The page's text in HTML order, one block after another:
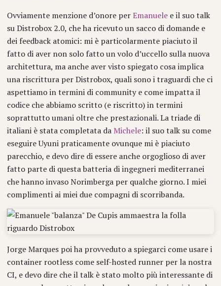
Ovviamente menzione d’onore perEmanuele e il suo talk
su Distrobox 2.0, che ha ricevuto un sacco di domande e
dei feedback atomici: mi è particolarmente piaciuto il
fatto di aver non solo fatto un volo d’uccello sulla nuova
architettura, ma anche aver visto spiegato cosa implica
una riscrittura per Distrobox, quali sono i traguardi che ci
aspettiamo in termini di community e come impatta il
codice che abbiamo scritto (e riscritto) in termini
soprattutto umani oltre che prestazionali. La triade di
italiani è stata completata da Michele: il suo talk su come
eseguire Uyuni praticamente ovunque mi è piaciuto
parecchio, e devo dire di essere anche orgoglioso di aver
fatto parte di questa batteria di ingegneri mediterranei
che hanno invaso Norimberga per qualche giorno. I miei
complimenti ai miei due compagni di scorribanda.
Jorge Marques poi ha provveduto a spiegarci come usare i
container rootless come self-hosted runner per la nostra
CI, e devo dire che il talk è stato molto più interessante di